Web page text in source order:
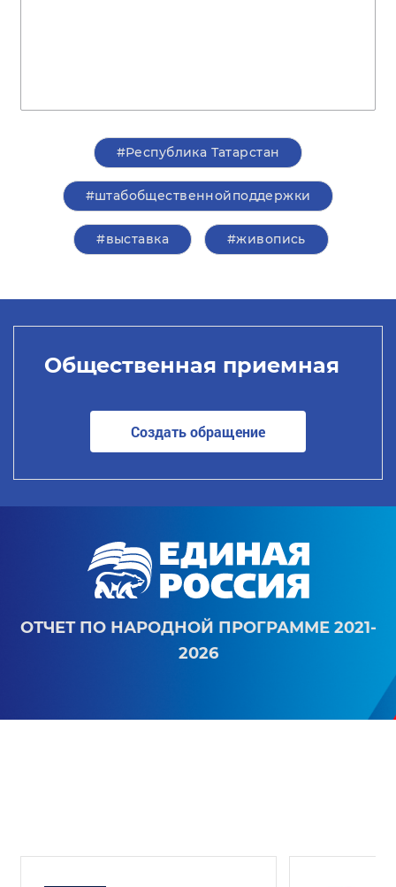
#Республика Татарстан
#штабобщественнойподдержки
#выставка #живопись
Общественная приемная
Создать обращение
ОТЧЕТ ПО НАРОДНОЙ ПРОГРАММЕ 2021-
2026